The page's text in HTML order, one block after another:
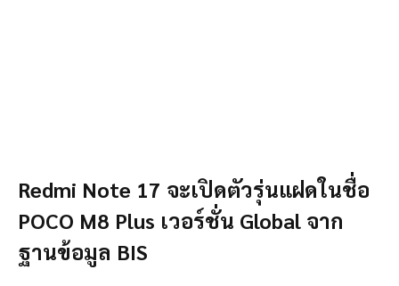
Redmi Note 17 จะเปิดตัวรุ่นแฝดในชื่อ
POCO M8 Plus เวอร์ชั่น Global จาก
ฐานข้อมูล BIS